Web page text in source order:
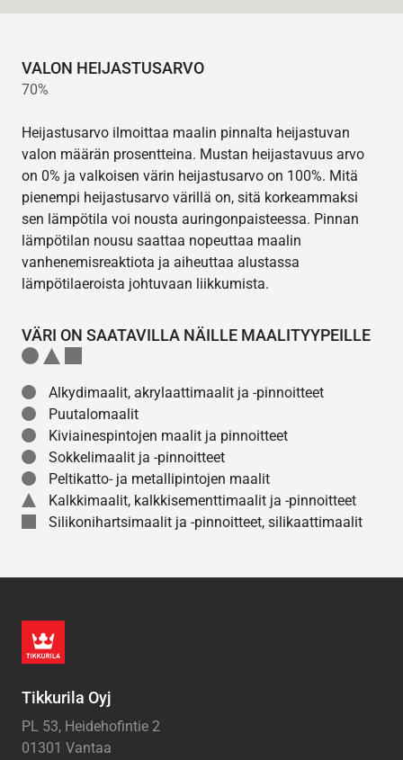
VALON HEIJASTUSARVO
70%
Heijastusarvo ilmoittaa maalin pinnalta heijastuvan
valon määrän prosentteina. Mustan heijastavuus arvo
on 0% ja valkoisen värin heijastusarvo on 100%. Mitä
pienempi heijastusarvo värillä on, sitä korkeammaksi
sen lämpötila voi nousta auringonpaisteessa. Pinnan
lämpötilan nousu saattaa nopeuttaa maalin
vanhenemisreaktiota ja aiheuttaa alustassa
lämpötilaeroista johtuvaan liikkumista.
VÄRI ON SAATAVILLA NÄILLE MAALITYYPEILLE
Alkydimaalit, akrylaattimaalit ja -pinnoitteet
Puutalomaalit
Kiviainespintojen maalit ja pinnoitteet
Sokkelimaalit ja -pinnoitteet
Peltikatto- ja metallipintojen maalit
Kalkkimaalit, kalkkisementtimaalit ja -pinnoitteet
Silikonihartsimaalit ja -pinnoitteet, silikaattimaalit
Tikkurila Oyj
PL 53, Heidehofintie 2
01301 Vantaa